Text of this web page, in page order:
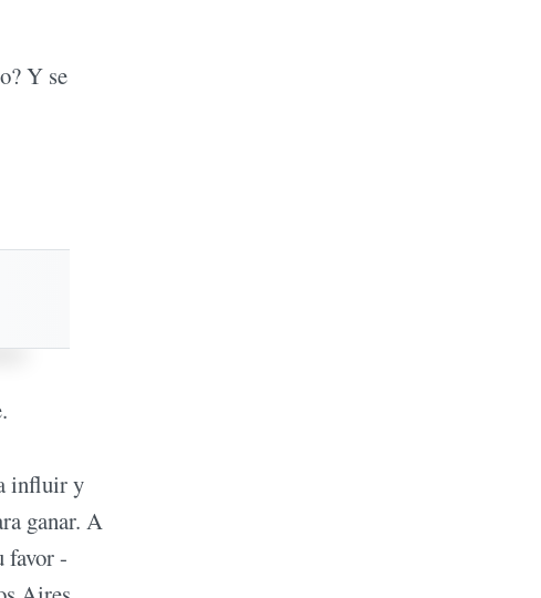
Y se
influir y
ganar. A
favor -